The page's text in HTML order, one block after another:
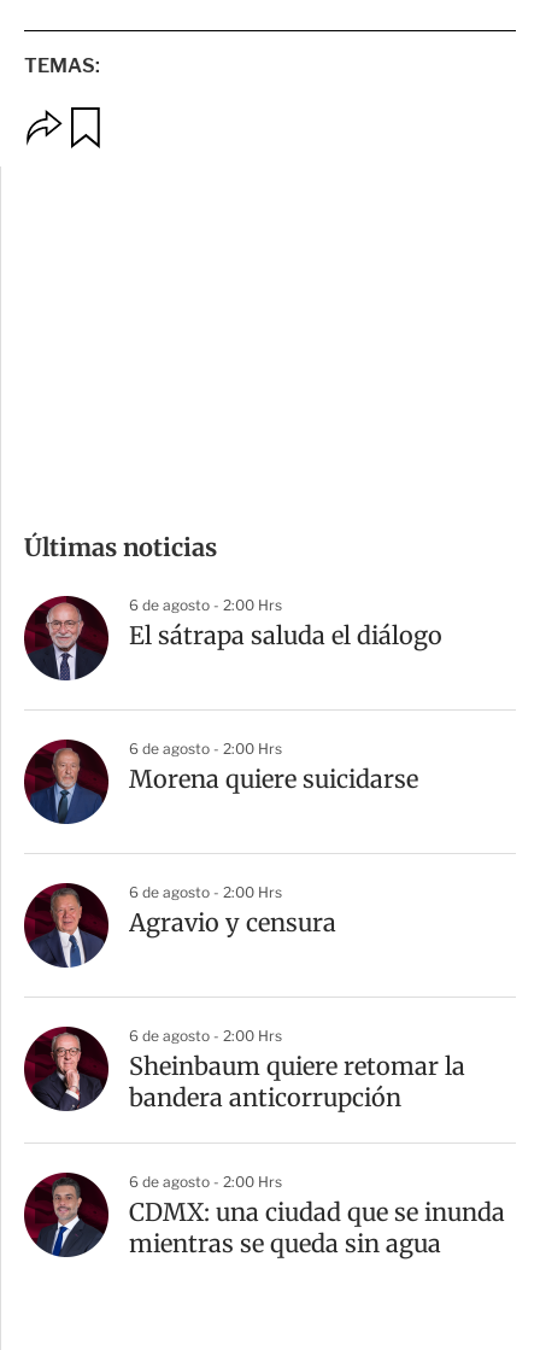
TEMAS:
p
p
a
r
t
Últimas noticias
6 de agosto - 2:00 Hrs
El sátrapa saluda el diálogo
6 de agosto - 2:00 Hrs
Morena quiere suicidarse
6 de agosto - 2:00 Hrs
Agravio y censura
6 de agosto - 2:00 Hrs
Sheinbaum quiere retomar la
bandera anticorrupción
6 de agosto - 2:00 Hrs
CDMX: una ciudad que se inunda
mientras se queda sin agua